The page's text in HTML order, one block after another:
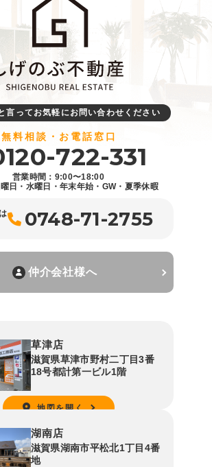
言ってお気軽にお問い合わせください
無料相談・お電話窓口
722-331
営業時間：9:00〜18:00
日・水曜日・年末年始・GW・夏季休暇
0748-71-2755
仲介会社様へ
草津店
滋賀県草津市野村二丁目3番
18号都計第一ビル1階
地図を開く
湖南店
滋賀県湖南市平松北1丁目4番
地